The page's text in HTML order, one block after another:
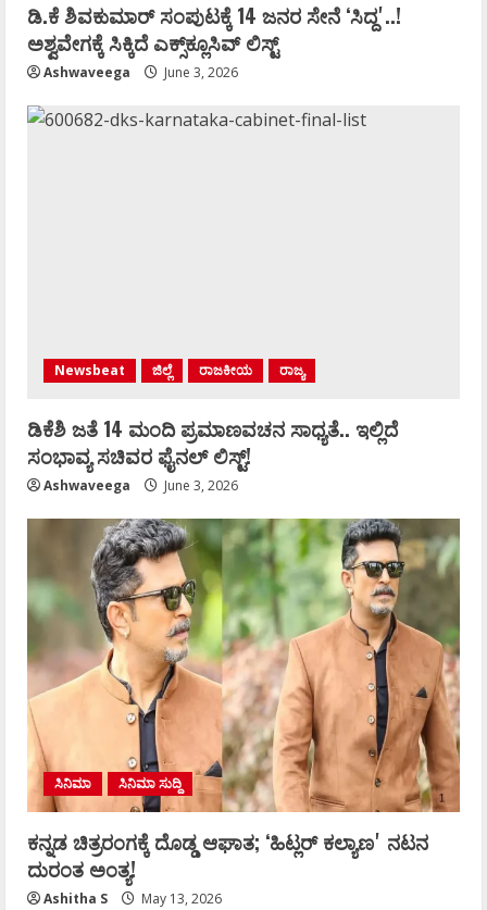
ಡಿ.ಕೆ ಶಿವಕುಮಾರ್‌ ಸಂಪುಟಕ್ಕೆ 14 ಜನರ ಸೇನೆ ʻಸಿದ್ದʼ..!
ಅಶ್ವವೇಗಕ್ಕೆ ಸಿಕ್ಕಿದೆ ಎಕ್ಸ್‌ಕ್ಲೂಸಿವ್‌ ಲಿಸ್ಟ್‌
Ashwaveega June 3, 2026
Newsbeat ಜಿಲ್ಲೆ ರಾಜಕೀಯ ರಾಜ್ಯ
ಡಿಕೆಶಿ ಜತೆ 14 ಮಂದಿ ಪ್ರಮಾಣವಚನ ಸಾಧ್ಯತೆ.. ಇಲ್ಲಿದೆ
ಸಂಭಾವ್ಯ ಸಚಿವರ ಫೈನಲ್ ಲಿಸ್ಟ್‌!
Ashwaveega June 3, 2026
ಸಿನಿಮಾ ಸಿನಿಮಾ ಸುದ್ದಿ
ಕನ್ನಡ ಚಿತ್ರರಂಗಕ್ಕೆ ದೊಡ್ಡ ಆಘಾತ; ʻಹಿಟ್ಲರ್ ಕಲ್ಯಾಣʼ ನಟನ
ದುರಂತ ಅಂತ್ಯ!
Ashitha S May 13, 2026